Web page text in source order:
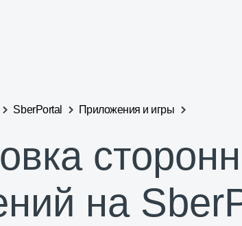
SberPortal Приложения и игры
на